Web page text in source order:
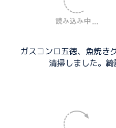
ガスコンロ五徳、魚焼き
清掃しました。綺